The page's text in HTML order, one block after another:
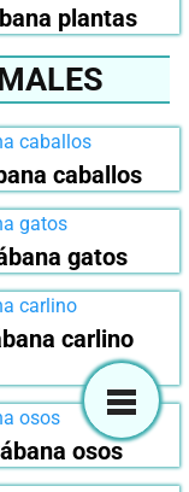
plantas
caballos
gatos
carlino
osos